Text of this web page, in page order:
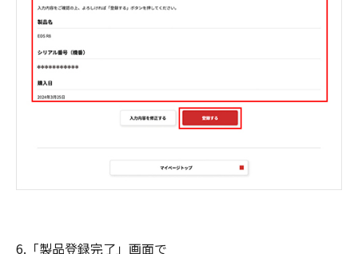
6.「製品登録完了」画面で